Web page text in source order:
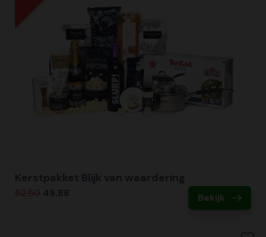
52,50 Bekijk